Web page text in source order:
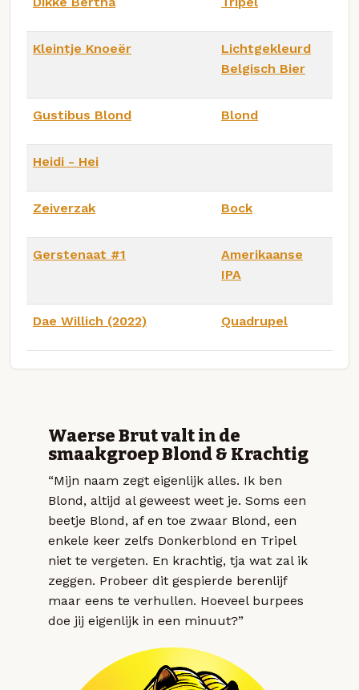
Kleintje Knoeër
Lichtgekleurd
Belgisch Bier
Gustibus Blond Blond
Heidi - Hei
Zeiverzak Bock
Gerstenaat #1
Amerikaanse
IPA
Dae Willich (2022) Quadrupel
Waerse Brut valt in de
smaakgroep Blond & Krachtig
“Mijn naam zegt eigenlijk alles. Ik ben
Blond, altijd al geweest weet je. Soms een
beetje Blond, af en toe zwaar Blond, een
enkele keer zelfs Donkerblond en Tripel
niet te vergeten. En krachtig, tja wat zal ik
zeggen. Probeer dit gespierde berenlijf
maar eens te verhullen. Hoeveel burpees
doe jij eigenlijk in een minuut?”